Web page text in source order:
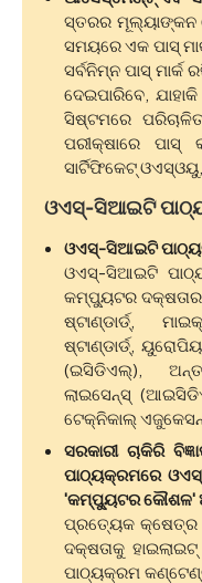
ସ୍ତରର ମୂଲ୍ୟାଙ୍କନ
ସମୟରେ ଏକ ପାସ୍
ସର୍ବନିମ୍ନ ପାସ୍ ମାର୍କ
ଦେଇପାରିବେ,
ସିଷ୍ଟମରେ
ପରୀକ୍ଷାରେ ପାସ୍
ସାର୍ଟିଫିକେଟ୍
ଓଏସ୍-ସିଆଇଟି
ଓଏସ୍-ସିଆଇଟି
ଓଏସ୍-ସିଆଇଟି
କମ୍ପ୍ୟୁଟର
ଷ୍ଟାଣ୍ଡାର୍ଡ୍,
ଷ୍ଟାଣ୍ଡାର୍ଡ୍,
(ଇସିଡିଏଲ୍),
ଲାଇସେନ୍ସ୍
ଟେକ୍ନିକାଲ୍
ସରକାରୀ ଚାକିରି
ପାଠ୍ୟକ୍ରମରେ
'କମ୍ପ୍ୟୁଟର କୌଶଳ'
ପ୍ରତ୍ୟେକ
ଦକ୍ଷତାକୁ
ପାଠ୍ୟକ୍ରମ